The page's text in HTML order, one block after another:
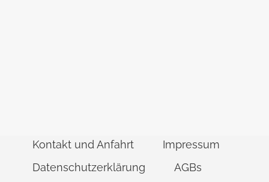
Kontakt und Anfahrt
Impressum
Datenschutzerklärung
AGBs